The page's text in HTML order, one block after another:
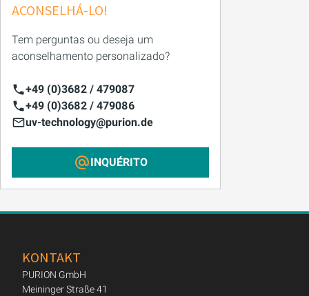
ACONSELHÁ-LO!
Tem perguntas ou deseja um
aconselhamento personalizado?
+49 (0)3682 / 479087
+49 (0)3682 / 479086
uv-technology@purion.de
INQUÉRITO
KONTAKT
PURION GmbH
Meininger Straße 41